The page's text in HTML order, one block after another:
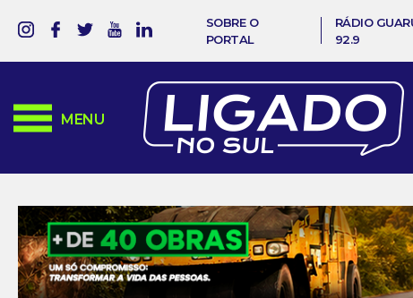
SOBRE O
PORTAL
RÁDIO
92.9
MENU